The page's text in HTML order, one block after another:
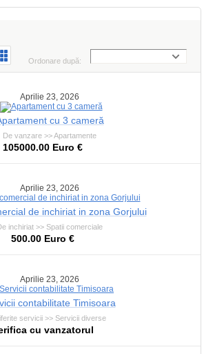
Ordonare după:
Aprilie 23, 2026
cu 3 cameră
De vanzare >> Apartamente
105000.00 Euro €
Aprilie 23, 2026
de inchiriat in zona Gorjului
inchiriat >> Spatii comerciale
500.00 Euro €
Aprilie 23, 2026
contabilitate Timisoara
servicii >> Servicii diverse
cu vanzatorul